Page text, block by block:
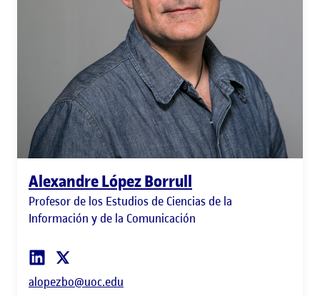
Alexandre López Borrull
Profesor de los Estudios de Ciencias de la
Información y de la Comunicación
alopezbo@uoc.edu